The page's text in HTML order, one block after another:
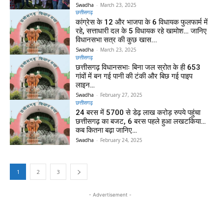
Swadha - March 23, 2025
छत्तीसगढ़
कांग्रेस के 12 और भाजपा के 6 विधायक फुलफार्म में
रहे, सत्ताधारी दल के 5 विधायक रहे खामोश… जानिए
विधानसभा सत्र की कुछ खास...
Swadha - March 23, 2025
छत्तीसगढ़
छत्तीसगढ़ विधानसभाः बिना जल स्रोत के ही 653
गांवों में बन गई पानी की टंकी और बिछ गई पाइप
लाइन…
Swadha - February 27, 2025
छत्तीसगढ़
24 बरस में 5700 से डेढ़ लाख करोड़ रुपये पहुंचा
छत्तीसगढ़ का बजट, 6 बरस पहले हुआ लखटकिया…
कब कितना बढ़ा जानिए…
Swadha - February 24, 2025
1 2 3
- Advertisement -